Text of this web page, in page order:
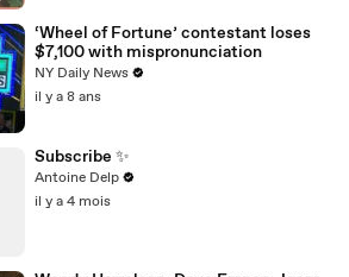
‘Wheel of Fortune’ contestant loses
$7,100 with mispronunciation
NY Daily News
il y a 8 ans
Subscribe ✨
Antoine Delp
il y a 4 mois